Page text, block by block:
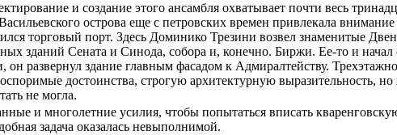
и создание этого ансамбля охватывает почти весь
острова еще с петровских времен привлекала
торговый порт. Здесь Доминико Трезини возвел знаменитые
зданий Сената и Синода, собора и, конечно. Биржи. Ее-то и
он развернул здание главным фасадом к Адмиралтейству.
достоинства, строгую архитектурную выразительность,
не могла.
и многолетние усилия, чтобы попытаться вписать
задача оказалась невыполнимой.